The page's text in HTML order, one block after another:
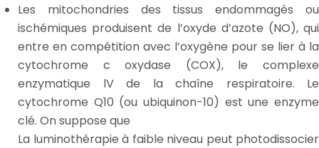
Les mitochondries des tissus endommagés ou
ischémiques produisent de l’oxyde d’azote (NO), qui
entre en compétition avec l’oxygène pour se lier à la
cytochrome c oxydase (COX), le complexe
enzymatique lV de la chaîne respiratoire. Le
cytochrome Q10 (ou ubiquinon-10) est une enzyme
clé. On suppose que
La luminothérapie à faible niveau peut photodissocier